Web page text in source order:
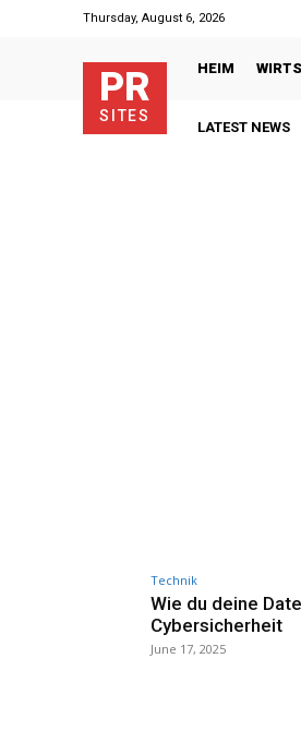
Thursday, August 6, 2026
PR
SITES
HEIM
LATEST NEWS
Technik
Wie du deine
Cybersicherheit
June 17, 2025